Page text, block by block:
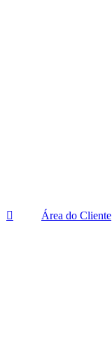
Área do Cliente